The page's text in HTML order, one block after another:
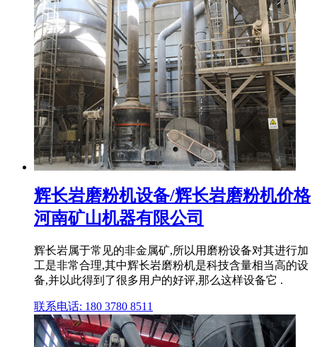
辉长岩磨粉机设备/辉长岩磨粉机价格
河南矿山机器有限公司
辉长岩属于常见的非金属矿,所以用磨粉设备对其进行加
工是非常合理,其中辉长岩磨粉机是科技含量相当高的设
备,并以此得到了很多用户的好评,那么这样设备它 .
联系电话: 180 3780 8511